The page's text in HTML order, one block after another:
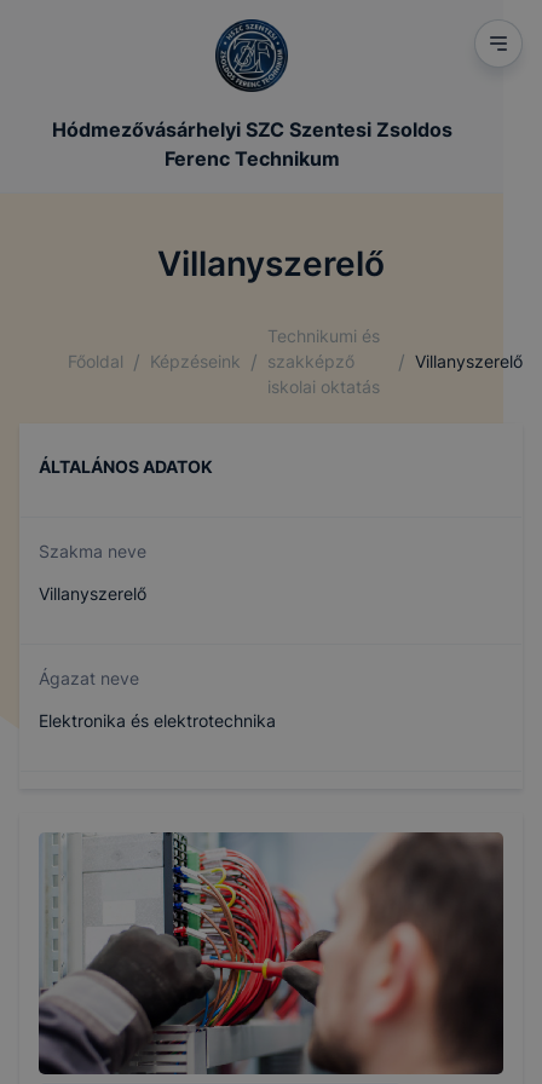
Hódmezővásárhelyi SZC Szentesi Zsoldos
Ferenc Technikum
Villanyszerelő
Főoldal / Képzéseink /
Technikumi és
szakképző
iskolai oktatás
/ Villanyszerelő
ÁLTALÁNOS ADATOK
Szakma neve
Villanyszerelő
Ágazat neve
Elektronika és elektrotechnika
Képzés időtartama
3 év
Választható szakmairányok: